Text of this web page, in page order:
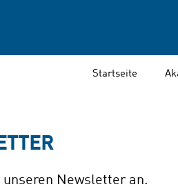
Startseite
unseren Newsletter an.